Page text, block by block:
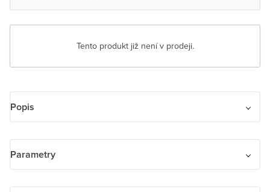
Tento produkt již není v prodeji.
Popis
Parametry
Název parametru Hodnota